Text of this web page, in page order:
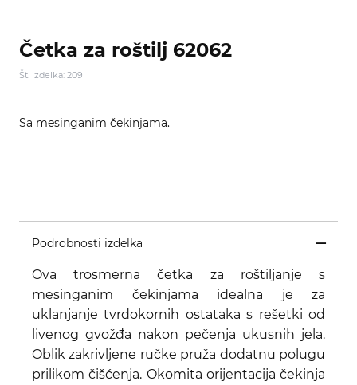
Četka za roštilj 62062
Št. izdelka: 209
Sa mesinganim čekinjama.
Podrobnosti izdelka
Ova trosmerna četka za roštiljanje s
mesinganim čekinjama idealna je za
uklanjanje tvrdokornih ostataka s rešetki od
livenog gvožđa nakon pečenja ukusnih jela.
Oblik zakrivljene ručke pruža dodatnu polugu
prilikom čišćenja. Okomita orijentacija čekinja